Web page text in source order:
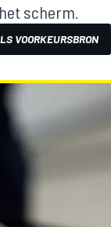
scherm.
VOORKEURSBRON